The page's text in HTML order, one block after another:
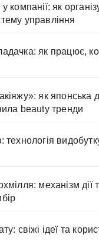
компанії: як
управління
як працює,
як японська
beauty тренди
механізм дії
свіжі ідеї та